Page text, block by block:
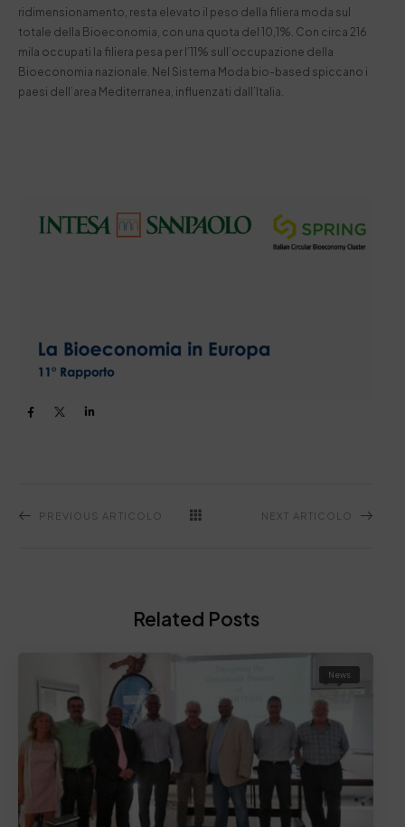
ridimensionamento, resta elevato il peso della filiera moda sul
totale della Bioeconomia, con una quota del 10,1%. Con circa 216
mila occupati la filiera pesa per l’11% sull’occupazione della
Bioeconomia nazionale. Nel Sistema Moda bio-based spiccano i
paesi dell’area Mediterranea, influenzati dall’Italia.
PREVIOUS ARTICOLO NEXT ARTICOLO
Related Posts
News